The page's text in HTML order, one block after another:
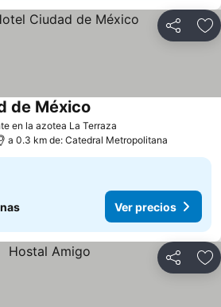
Compartir
en la azotea La Terraza
de México
a 0.3 km de: Catedral Metropolitana
Ver precios
Compartir